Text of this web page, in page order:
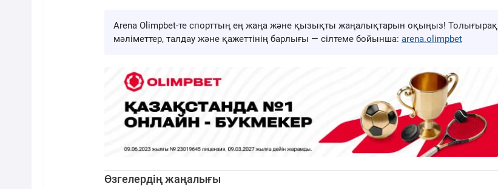
Arena Olimpbet-те спорттың ең жаңа және қызықты жаңалықтарын оқыңыз! Толығырақ
мәліметтер, талдау және қажеттінің барлығы — сілтеме бойынша: arena.olimpbet